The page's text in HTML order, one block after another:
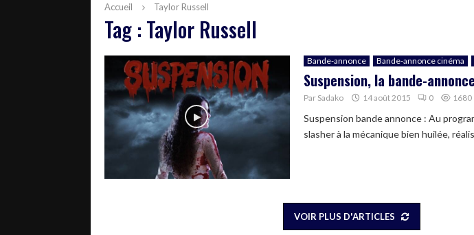
Accueil Taylor Russell
Tag : Taylor Russell
Bande-annonce Bande-annonce cinéma
Suspension, la bande-
Par Sadako 14 août 2015 0 1680
Suspension bande annonce : Au
slasher à la mécanique bien huilée,
VOIR PLUS D'ARTICLES